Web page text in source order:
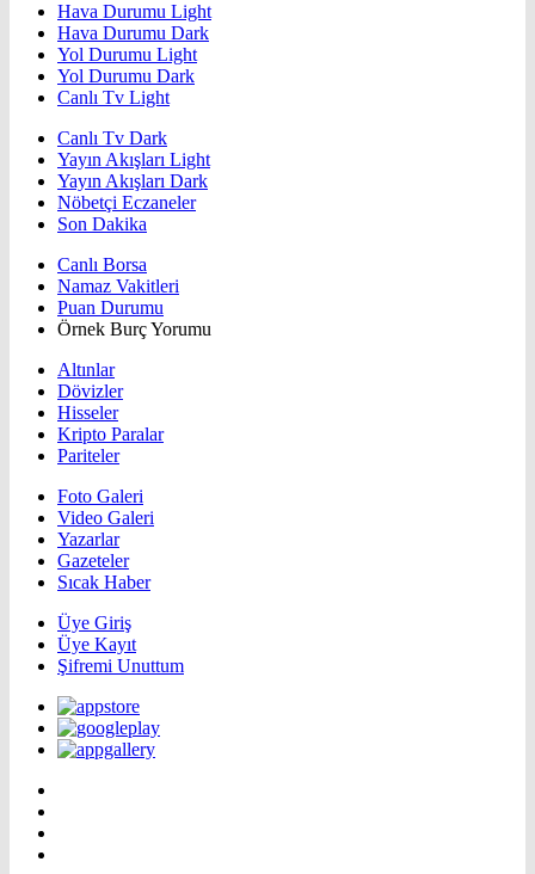
Hava Durumu Light
Hava Durumu Dark
Yol Durumu Light
Yol Durumu Dark
Canlı Tv Light
Canlı Tv Dark
Yayın Akışları Light
Yayın Akışları Dark
Nöbetçi Eczaneler
Son Dakika
Canlı Borsa
Namaz Vakitleri
Puan Durumu
Örnek Burç Yorumu
Altınlar
Dövizler
Hisseler
Kripto Paralar
Pariteler
Foto Galeri
Video Galeri
Yazarlar
Gazeteler
Sıcak Haber
Üye Giriş
Üye Kayıt
Şifremi Unuttum